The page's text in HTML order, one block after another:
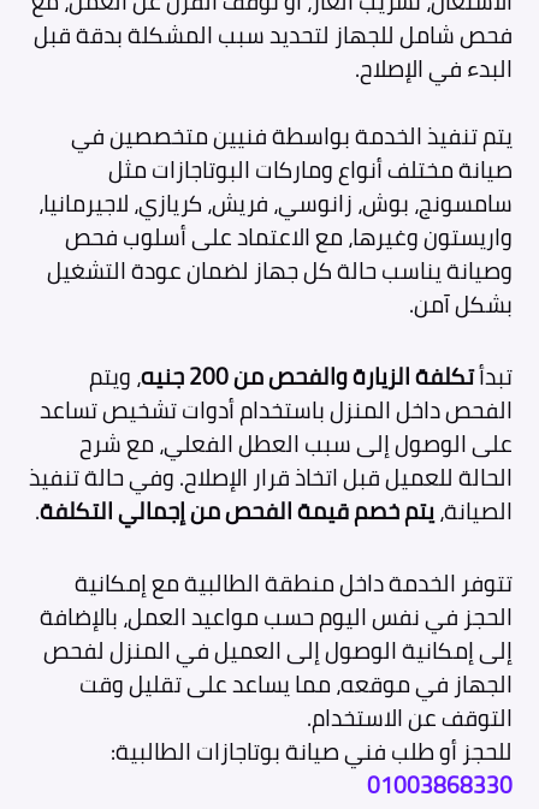
فحص شامل للجهاز لتحديد سبب المشكلة بدقة قبل
البدء في الإصلاح.
يتم تنفيذ الخدمة بواسطة فنيين متخصصين في
صيانة مختلف أنواع وماركات البوتاجازات مثل
سامسونج، بوش، زانوسي، فريش، كريازي، لاجيرمانيا،
واريستون وغيرها، مع الاعتماد على أسلوب فحص
وصيانة يناسب حالة كل جهاز لضمان عودة التشغيل
بشكل آمن.
تبدأتكلفة الزيارة والفحص من 200 جنيه ، ويتم
الفحص داخل المنزل باستخدام أدوات تشخيص تساعد
على الوصول إلى سبب العطل الفعلي، مع شرح
الحالة للعميل قبل اتخاذ قرار الإصلاح. وفي حالة تنفيذ
الصيانة،يتم خصم قيمة الفحص من إجمالي التكلفة.
تتوفر الخدمة داخل منطقة الطالبية مع إمكانية
الحجز في نفس اليوم حسب مواعيد العمل، بالإضافة
إلى إمكانية الوصول إلى العميل في المنزل لفحص
الجهاز في موقعه، مما يساعد على تقليل وقت
التوقف عن الاستخدام.
للحجز أو طلب فني صيانة بوتاجازات الطالبية:
01003868330